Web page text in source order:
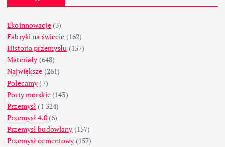
Ekoinnowacje(3)
Fabryki na świecie (162)
Historia przemysłu (157)
Materiały (648)
Największe (261)
Polecamy (7)
Porty morskie(143)
Przemysł (1 324)
Przemysł 4.0(6)
Przemysł budowlany (157)
Przemysł cementowy (157)